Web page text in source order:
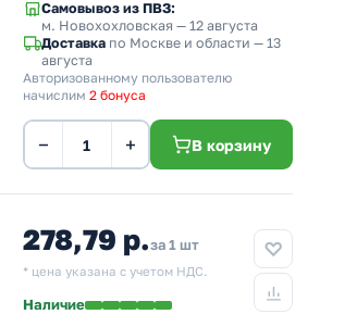
Самовывоз из ПВЗ:
м. Новохохловская — 12 августа
Доставка по Москве и области — 13
августа
Авторизованному пользователю
начислим 2 бонуса
− + В корзину
278,79 р.за 1 шт
* цена указана с учетом НДС.
Наличие